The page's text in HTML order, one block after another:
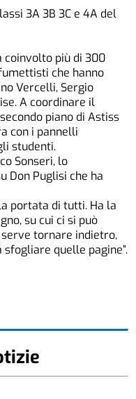
3A 3B 3C e 4A del
coinvolto più di 300
che hanno
Vercelli, Sergio
A coordinare il
piano di Astiss
con i pannelli
studenti.
Sonseri, lo
Don Puglisi che ha
portata di tutti. Ha la
su cui ci si può
tornare indietro,
quelle pagine”.